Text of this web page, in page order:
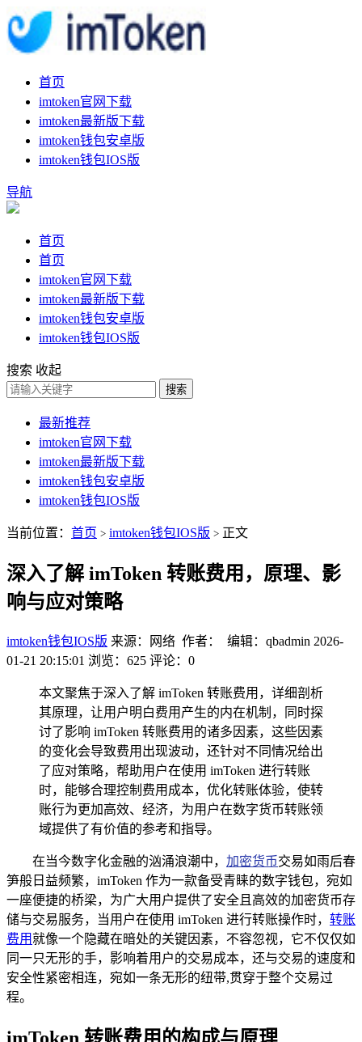
首页
imtoken官网下载
imtoken最新版下载
imtoken钱包安卓版
imtoken钱包IOS版
导航
首页
首页
imtoken官网下载
imtoken最新版下载
imtoken钱包安卓版
imtoken钱包IOS版
搜索 收起
搜索
最新推荐
imtoken官网下载
imtoken最新版下载
imtoken钱包安卓版
imtoken钱包IOS版
当前位置： 首页 > imtoken钱包IOS版 > 正文
深入了解 imToken 转账费用，原理、影
响与应对策略
imtoken钱包IOS版 来源：网络 作者： 编辑：qbadmin 2026-
01-21 20:15:01 浏览：625 评论：0
本文聚焦于深入了解 imToken 转账费用，详细剖析
其原理，让用户明白费用产生的内在机制，同时探
讨了影响 imToken 转账费用的诸多因素，这些因素
的变化会导致费用出现波动，还针对不同情况给出
了应对策略，帮助用户在使用 imToken 进行转账
时，能够合理控制费用成本，优化转账体验，使转
账行为更加高效、经济，为用户在数字货币转账领
域提供了有价值的参考和指导。
在当今数字化金融的汹涌浪潮中， 加密货币交易如雨后春
笋般日益频繁，imToken 作为一款备受青睐的数字钱包，宛如
一座便捷的桥梁，为广大用户提供了安全且高效的加密货币存
储与交易服务，当用户在使用 imToken 进行转账操作时， 转账
费用就像一个隐藏在暗处的关键因素，不容忽视，它不仅仅如
同一只无形的手，影响着用户的交易成本，还与交易的速度和
安全性紧密相连，宛如一条无形的纽带,贯穿于整个交易过
程。
imToken 转账费用的构成与原理